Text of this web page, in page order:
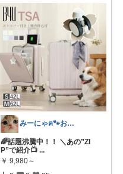
みーにゃฅ🐾お役立ちになれれば😊
🌈話題沸騰中！！ ＼あの”ZI
P”で紹介📺 ...
￥ 9,980～